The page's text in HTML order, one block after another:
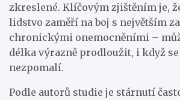
zkreslené. Klíčovým zjištěním je,
lidstvo zaměří na boj s největším
chronickými onemocněními –
délka výrazně prodloužit, i když
nezpomalí.
Podle autorů studie je stárnutí